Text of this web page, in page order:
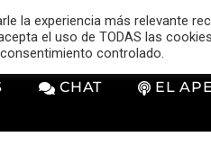
CHAT EL
la experiencia más relevante
el uso de TODAS las
controlado.